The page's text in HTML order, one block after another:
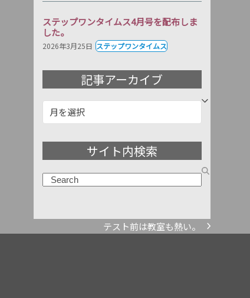
ステップワンタイムス4月号を配布しま
した。
2026年3月25日 ステップワンタイムス
記事アーカイブ
事
サイト内検索
next
テスト前は教室も熱い。